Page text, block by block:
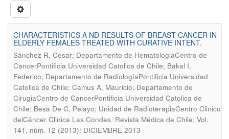
CHARACTERISTICS A ND RESULTS OF BREAST CANCER IN
ELDERLY FEMALES TREATED WITH CURATIVE INTENT.
Sánchez R, Cesar; Departamento de HematologiaCentro de
CancerPontificia Universidad Catolica de Chile; Bakal I,
Federico; Departamento de RadiologíaPontificia Universidad
Catolica de Chile; Camus A, Mauricio; Departamento de
CirugiaCentro de CancerPontificia Universidad Catolica de
Chile; Besa De C, Pelayo; Unidad de RadioterapiaCentro Clinico
delCáncer Clinica Las Condes. Revista Médica de Chile; Vol.
141, núm. 12 (2013): DICIEMBRE 2013